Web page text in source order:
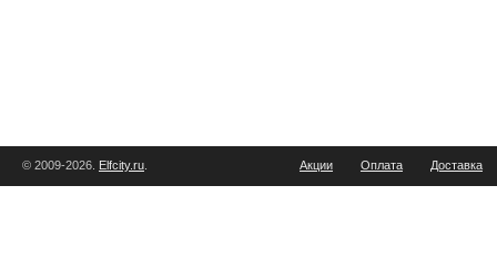
© 2009-2026. Elfcity.ru Акции Оплата Доставка